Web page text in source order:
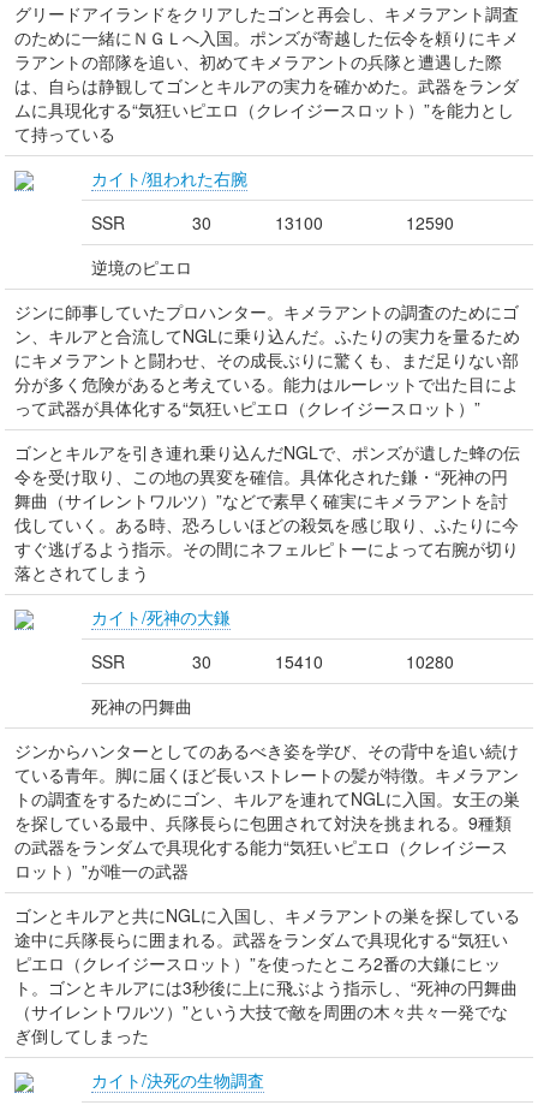
グリードアイランドをクリアしたゴンと再会し、キメラアント調査
のために一緒にＮＧＬへ入国。ポンズが寄越した伝令を頼りにキメ
ラアントの部隊を追い、初めてキメラアントの兵隊と遭遇した際
は、自らは静観してゴンとキルアの実力を確かめた。武器をランダ
ムに具現化する“気狂いピエロ（クレイジースロット）”を能力とし
て持っている
カイト/狙われた右腕
SSR
30 13100
12590
逆境のピエロ
ジンに師事していたプロハンター。キメラアントの調査のためにゴ
ン、キルアと合流してNGLに乗り込んだ。ふたりの実力を量るため
にキメラアントと闘わせ、その成長ぶりに驚くも、まだ足りない部
分が多く危険があると考えている。能力はルーレットで出た目によ
って武器が具体化する“気狂いピエロ（クレイジースロット）”
ゴンとキルアを引き連れ乗り込んだNGLで、ポンズが遺した蜂の伝
令を受け取り、この地の異変を確信。具体化された鎌・“死神の円
舞曲（サイレントワルツ）”などで素早く確実にキメラアントを討
伐していく。ある時、恐ろしいほどの殺気を感じ取り、ふたりに今
すぐ逃げるよう指示。その間にネフェルピトーによって右腕が切り
落とされてしまう
カイト/死神の大鎌
SSR
30 15410
10280
死神の円舞曲
ジンからハンターとしてのあるべき姿を学び、その背中を追い続け
ている青年。脚に届くほど長いストレートの髪が特徴。キメラアン
トの調査をするためにゴン、キルアを連れてNGLに入国。女王の巣
を探している最中、兵隊長らに包囲されて対決を挑まれる。9種類
の武器をランダムで具現化する能力“気狂いピエロ（クレイジース
ロット）”が唯一の武器
ゴンとキルアと共にNGLに入国し、キメラアントの巣を探している
途中に兵隊長らに囲まれる。武器をランダムで具現化する“気狂い
ピエロ（クレイジースロット）”を使ったところ2番の大鎌にヒッ
ト。ゴンとキルアには3秒後に上に飛ぶよう指示し、“死神の円舞曲
（サイレントワルツ）”という大技で敵を周囲の木々共々一発でな
ぎ倒してしまった
カイト/決死の生物調査